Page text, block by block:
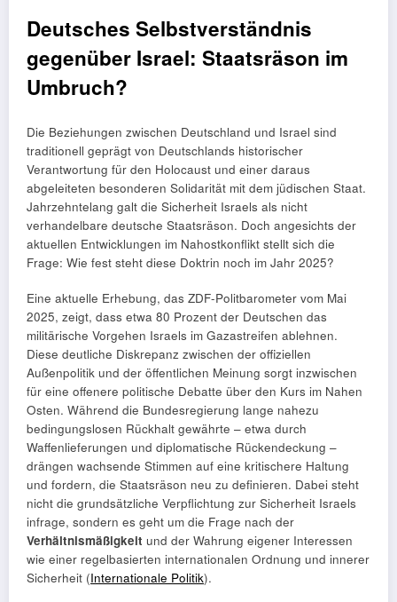
Deutsches Selbstverständnis
gegenüber Israel: Staatsräson im
Umbruch?
Die Beziehungen zwischen Deutschland und Israel sind
traditionell geprägt von Deutschlands historischer
Verantwortung für den Holocaust und einer daraus
abgeleiteten besonderen Solidarität mit dem jüdischen Staat.
Jahrzehntelang galt die Sicherheit Israels als nicht
verhandelbare deutsche Staatsräson. Doch angesichts der
aktuellen Entwicklungen im Nahostkonflikt stellt sich die
Frage: Wie fest steht diese Doktrin noch im Jahr 2025?
Eine aktuelle Erhebung, das ZDF-Politbarometer vom Mai
2025, zeigt, dass etwa 80 Prozent der Deutschen das
militärische Vorgehen Israels im Gazastreifen ablehnen.
Diese deutliche Diskrepanz zwischen der offiziellen
Außenpolitik und der öffentlichen Meinung sorgt inzwischen
für eine offenere politische Debatte über den Kurs im Nahen
Osten. Während die Bundesregierung lange nahezu
bedingungslosen Rückhalt gewährte – etwa durch
Waffenlieferungen und diplomatische Rückendeckung –
drängen wachsende Stimmen auf eine kritischere Haltung
und fordern, die Staatsräson neu zu definieren. Dabei steht
nicht die grundsätzliche Verpflichtung zur Sicherheit Israels
infrage, sondern es geht um die Frage nach der
Verhältnismäßigkeit und der Wahrung eigener Interessen
wie einer regelbasierten internationalen Ordnung und innerer
Sicherheit (Internationale Politik).